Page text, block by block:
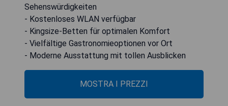
Sehenswürdigkeiten
- Kostenloses WLAN verfügbar
- Kingsize-Betten für optimalen Komfort
- Vielfältige Gastronomieoptionen vor Ort
- Moderne Ausstattung mit tollen Ausblicken
MOSTRA I PREZZI